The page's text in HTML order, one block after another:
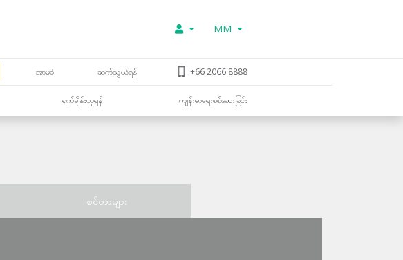
MM
အာမခံ ဆက်သွယ်ရန် +66 2066 8888
ရက်ချိန်းယူရန် ကျန်းမာရေးစစ်ဆေးခြင်း
စင်တာများ